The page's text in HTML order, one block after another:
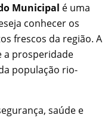
Municipal é uma
conhecer os
frescos da região. A
a prosperidade
população rio-
saúde e